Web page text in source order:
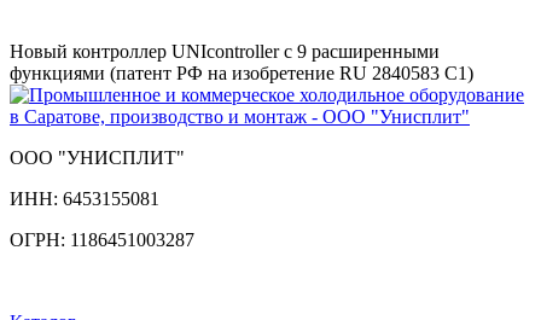
Новый контроллер UNIcontroller c 9 расширенными
функциями (патент РФ на изобретение RU 2840583 C1)
ООО "УНИСПЛИТ"
ИНН: 6453155081
ОГРН: 1186451003287